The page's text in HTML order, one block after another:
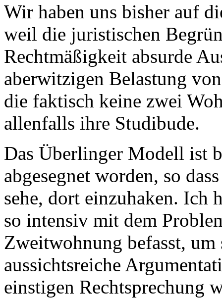
Wir haben uns bisher auf
weil die juristischen
Rechtmäßigkeit absurde
aberwitzigen Belastung
die faktisch keine zwei
allenfalls ihre Studibude.
Das Überlinger Modell ist
abgesegnet worden, so
sehe, dort einzuhaken. Ich
so intensiv mit dem
Zweitwohnung befasst, um
aussichtsreiche
einstigen Rechtsprechung